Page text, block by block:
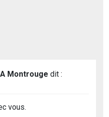
Montrouge dit :
vous.